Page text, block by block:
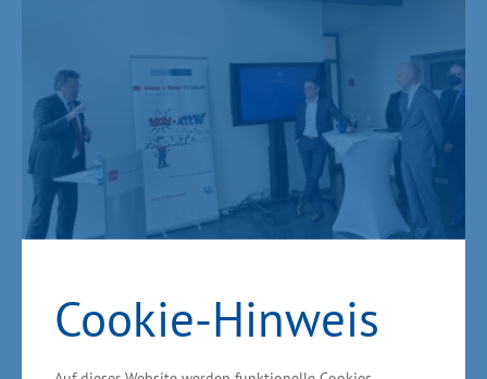
Cookie-Hinweis
Wirtschaftsminister Reinhard Meyer gratuliert den
Geschäftsführern Stefan Trebing und Steffen
Himstedt zum Firmenjubiläum, Foto: R. Cordes